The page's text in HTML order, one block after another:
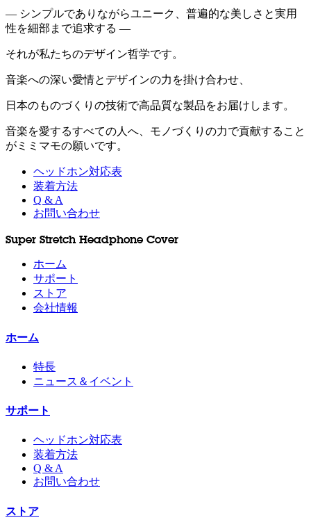
— シンプルでありながらユニーク、普遍的な美しさと実用
性を細部まで追求する —
それが私たちのデザイン哲学です。
音楽への深い愛情とデザインの力を掛け合わせ、
日本のものづくりの技術で高品質な製品をお届けします。
音楽を愛するすべての人へ、モノづくりの力で貢献すること
がミミマモの願いです。
ヘッドホン対応表
装着方法
Q & A
お問い合わせ
Super Stretch Headphone Cover
ホーム
サポート
ストア
会社情報
ホーム
特長
ニュース＆イベント
サポート
ヘッドホン対応表
装着方法
Q & A
お問い合わせ
ストア